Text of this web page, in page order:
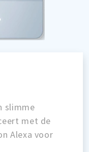
slimme
met de
Alexa voor